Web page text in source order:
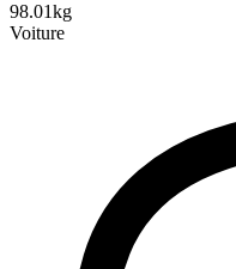
98.01kg
Voiture